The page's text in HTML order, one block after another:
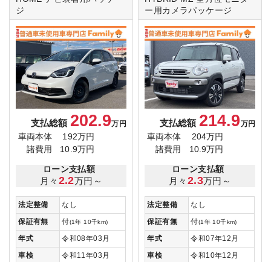
ジ
支払総額 202.9万円
車両本体
192万円
諸費用
10.9万円
ローン支払額
月々 2.2万円～
法定整備
なし
保証有無
付(1年 10千km)
年式
令和08年03月
車検
令和11年03月
ー用カメラパッケージ
支払総額 214.9万円
車両本体
204万円
諸費用
10.9万円
ローン支払額
月々 2.3万円～
法定整備
なし
保証有無
付(1年 10千km)
年式
令和07年12月
車検
令和10年12月